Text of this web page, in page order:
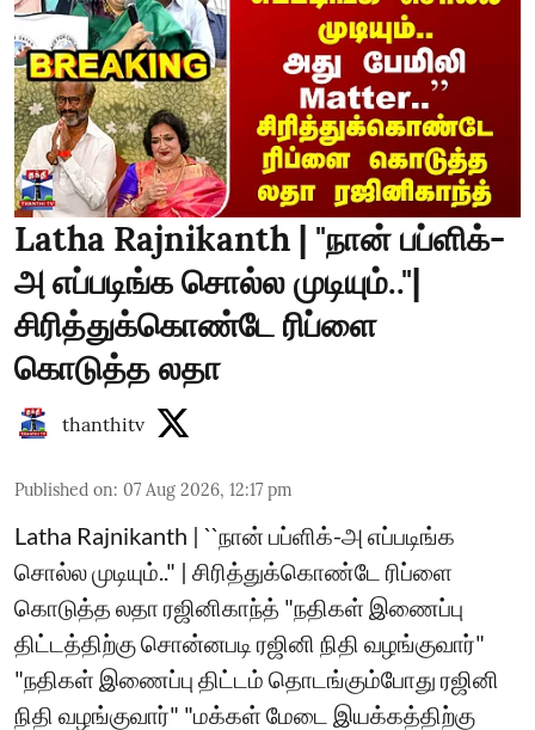
Latha Rajnikanth | "நான் பப்ளிக்-
அ எப்படிங்க சொல்ல முடியும்.."|
சிரித்துக்கொண்டே ரிப்ளை
கொடுத்த லதா
thanthitv
Published on: 07 Aug 2026, 12:17 pm
Latha Rajnikanth | ``நான் பப்ளிக்-அ எப்படிங்க
சொல்ல முடியும்.." | சிரித்துக்கொண்டே ரிப்ளை
கொடுத்த லதா ரஜினிகாந்த் "நதிகள் இணைப்பு
திட்டத்திற்கு சொன்னபடி ரஜினி நிதி வழங்குவார்"
"நதிகள் இணைப்பு திட்டம் தொடங்கும்போது ரஜினி
நிதி வழங்குவார்" "மக்கள் மேடை இயக்கத்திற்கு